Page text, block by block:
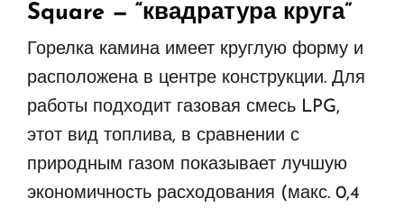
Square — “квадратура круга”
Горелка камина имеет круглую форму и
расположена в центре конструкции. Для
работы подходит газовая смесь LPG,
этот вид топлива, в сравнении с
природным газом показывает лучшую
экономичность расходования (макс. 0,4